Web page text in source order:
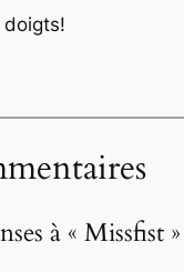
doigts!
à « Missfist »